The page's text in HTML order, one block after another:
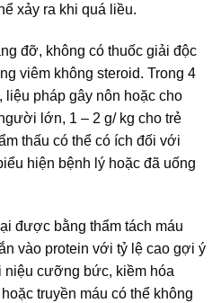
xảy ra khi quá liều.
đỡ, không có thuốc giải độc
viêm không steroid. Trong 4
pháp gây nôn hoặc cho
lớn, 1 – 2 g/ kg cho trẻ
thấu có thể có ích đối với
hiện bệnh lý hoặc đã uống
được bằng thẩm tách máu
vào protein với tỷ lệ cao gợi ý
niệu cưỡng bức, kiềm hóa
truyền máu có thể không